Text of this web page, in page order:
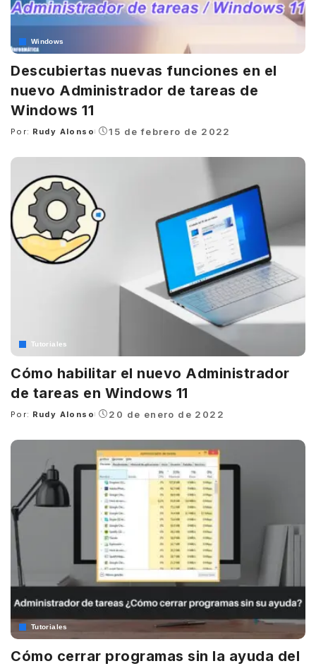
Windows
Descubiertas nuevas funciones en el
nuevo Administrador de tareas de
Windows 11
Posted
Por: Rudy Alonso 15 de febrero de 2022
Tutoriales
Cómo habilitar el nuevo Administrador
de tareas en Windows 11
Posted
Por: Rudy Alonso 20 de enero de 2022
Tutoriales
Cómo cerrar programas sin la ayuda del